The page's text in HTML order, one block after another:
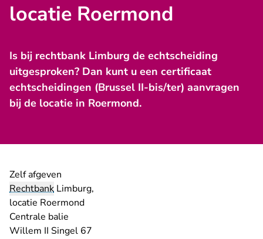
locatie Roermond
Is bij rechtbank Limburg de echtscheiding
uitgesproken? Dan kunt u een certificaat
echtscheidingen (Brussel II-bis/ter) aanvragen
bij de locatie in Roermond.
Zelf afgeven
Rechtbank Limburg,
locatie Roermond
Centrale balie
Willem II Singel 67